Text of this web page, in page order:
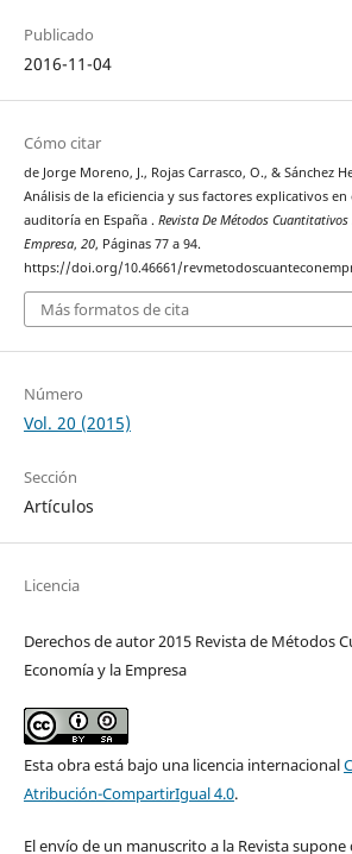
Publicado
2016-11-04
Cómo citar
de Jorge Moreno, J., Rojas Carrasco, O., & Sánchez
Análisis de la eficiencia y sus factores explicativos
auditoría en España . Revista De Métodos
Empresa, 20, Páginas 77 a 94.
https://doi.org/10.46661/
Más formatos de cita
Número
Vol. 20 (2015)
Sección
Artículos
Licencia
Derechos de autor 2015 Revista de Métodos
Economía y la Empresa
Esta obra está bajo una licencia internacional
Atribución-CompartirIgual 4.0.
El envío de un manuscrito a la Revista